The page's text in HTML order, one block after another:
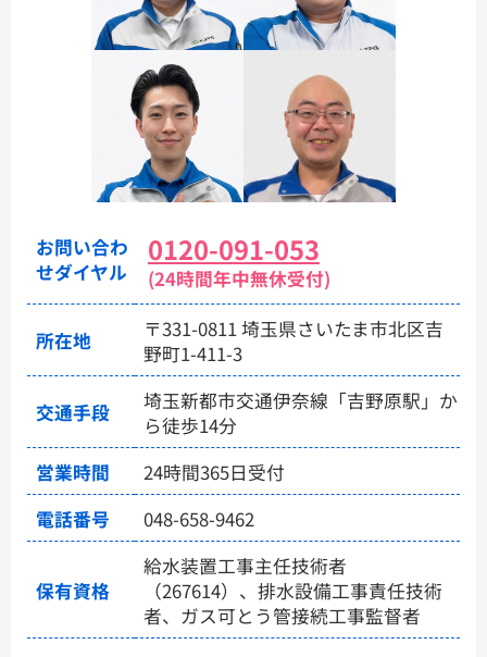
お問い合わ
せダイヤル
0120-091-053
(24時間年中無休受付)
所在地
〒331-0811 埼玉県さいたま市北区吉
野町1-411-3
交通手段
埼玉新都市交通伊奈線「吉野原駅」か
ら徒歩14分
営業時間
24時間365日受付
電話番号
048-658-9462
保有資格
給水装置工事主任技術者
（267614）、排水設備工事責任技術
者、ガス可とう管接続工事監督者